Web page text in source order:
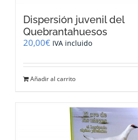
Dispersión juvenil del
Quebrantahuesos
20,00€ IVA incluido
Añadir al carrito